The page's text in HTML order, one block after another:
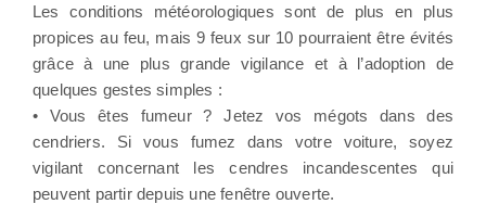
Les conditions météorologiques sont de plus en plus
propices au feu, mais 9 feux sur 10 pourraient être évités
grâce à une plus grande vigilance et à l’adoption de
quelques gestes simples :
• Vous êtes fumeur ? Jetez vos mégots dans des
cendriers. Si vous fumez dans votre voiture, soyez
vigilant concernant les cendres incandescentes qui
peuvent partir depuis une fenêtre ouverte.